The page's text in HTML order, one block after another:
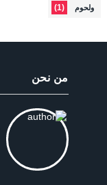
ولحوم (1)
من نحن